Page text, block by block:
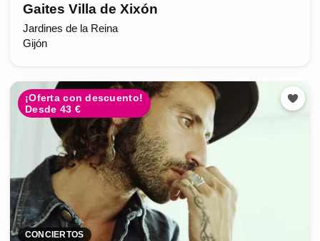
Gaites Villa de Xixón
Jardines de la Reina
Gijón
¡Oferta con descuento!
Desde 43 €
CONCIERTOS